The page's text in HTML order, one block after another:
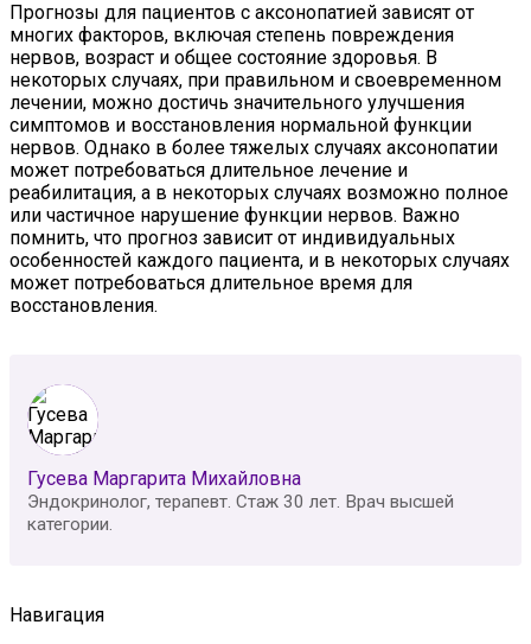
Прогнозы для пациентов с аксонопатией зависят от
многих факторов, включая степень повреждения
нервов, возраст и общее состояние здоровья. В
некоторых случаях, при правильном и своевременном
лечении, можно достичь значительного улучшения
симптомов и восстановления нормальной функции
нервов. Однако в более тяжелых случаях аксонопатии
может потребоваться длительное лечение и
реабилитация, а в некоторых случаях возможно полное
или частичное нарушение функции нервов. Важно
помнить, что прогноз зависит от индивидуальных
особенностей каждого пациента, и в некоторых случаях
может потребоваться длительное время для
восстановления.
Гусева Маргарита Михайловна
Эндокринолог, терапевт. Стаж 30 лет. Врач высшей
категории.
Навигация